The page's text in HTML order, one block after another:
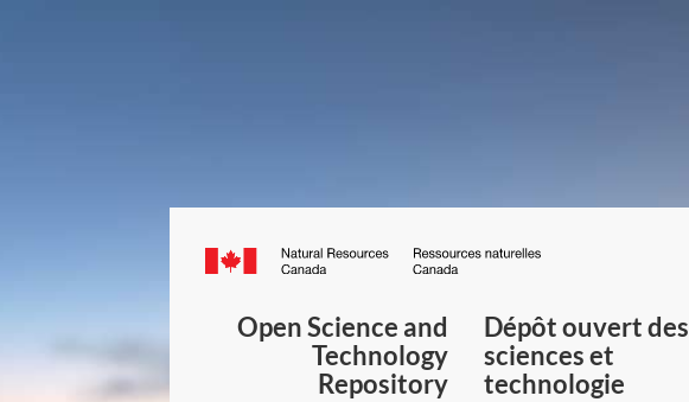
Canada.ca
du
Canada
Open Science and
Technology
Repository
Dépôt ouvert des
sciences et
technologie